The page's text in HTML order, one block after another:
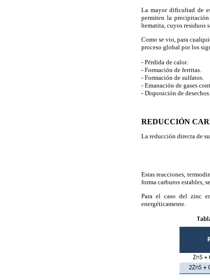
La mayor dificultad de
permiten la
hematita, cuyos residuos
Como se vio, para
proceso global por los
- Pérdida de calor.
- Formación de ferritas.
- Formación de sulfatos.
- Emanación de gases
- Disposición de desechos.
REDUCCIÓN
La reducción directa de
Estas reacciones,
forma carburos estables,
Para el caso del zinc
energéticamente.